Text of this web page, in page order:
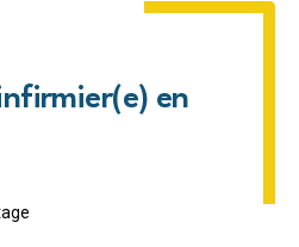
en